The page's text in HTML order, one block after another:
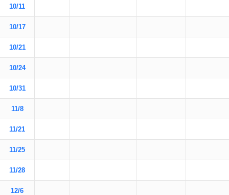
10/11
10/17
10/21
10/24
10/31
11/8
11/21
11/25
11/28
12/6